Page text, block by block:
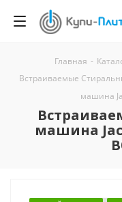
Главная -
Встраиваемые
машина
машина